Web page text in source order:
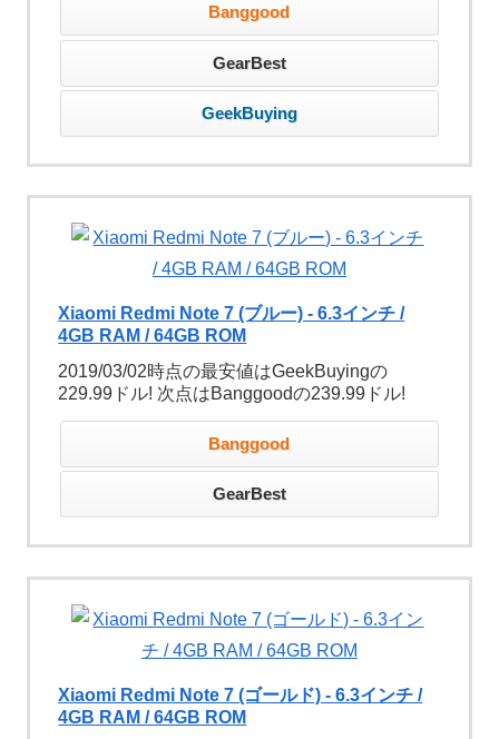
Banggood
GearBest
GeekBuying
Xiaomi Redmi Note 7 (ブルー) - 6.3インチ /
4GB RAM / 64GB ROM
2019/03/02時点の最安値はGeekBuyingの
229.99ドル! 次点はBanggoodの239.99ドル!
Banggood
GearBest
Xiaomi Redmi Note 7 (ゴールド) - 6.3インチ /
4GB RAM / 64GB ROM